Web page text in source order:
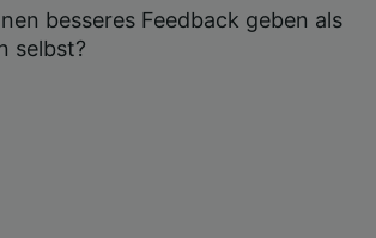
besseres Feedback geben als
selbst?